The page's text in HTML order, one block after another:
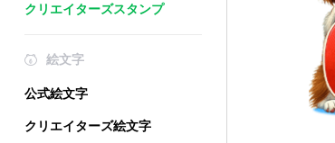
クリエイターズスタンプ
絵文字
公式絵文字
クリエイターズ絵文字